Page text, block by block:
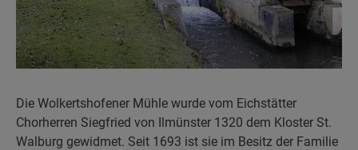
Die Wolkertshofener Mühle wurde vom Eichstätter
Chorherren Siegfried von Ilmünster 1320 dem Kloster St.
Walburg gewidmet. Seit 1693 ist sie im Besitz der Familie